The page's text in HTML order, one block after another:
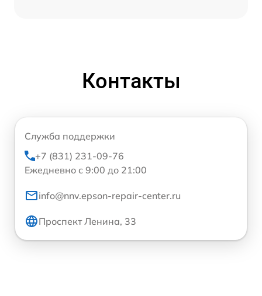
Контакты
Служба поддержки
+7 (831) 231-09-76
Ежедневно с 9:00 до 21:00
info@nnv.epson-repair-center.ru
Проспект Ленина, 33